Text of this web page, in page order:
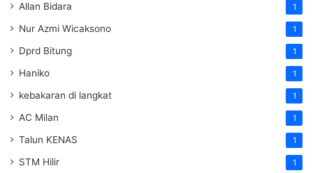
Allan Bidara 1
Nur Azmi Wicaksono 1
Dprd Bitung 1
Haniko 1
kebakaran di langkat 1
AC Milan 1
Talun KENAS 1
STM Hilir 1